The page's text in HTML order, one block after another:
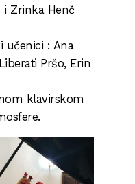
i Zrinka Henč
učenici : Ana
Pršo, Erin
klavirskom